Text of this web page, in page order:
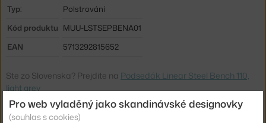
Typ:
Polstrování
Kód produktu MUU-LSTSEPBENA01
EAN
5713292815652
Ste zo Slovenska? Prejdite na Podsedák Linear Steel Bench 110,
light grey
Shopping from the EU? Switch toLinear Steel Bench Seat Pad 110,
light grey
Pro web vyladěný jako skandinávské designovky
(souhlas s cookies)